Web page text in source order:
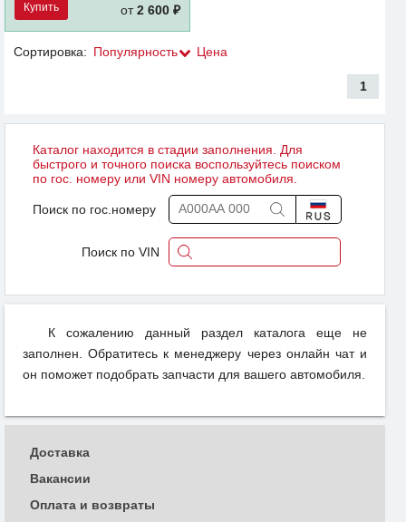
Купить от2 600 ₽
Сортировка: Популярность Цена
1
Каталог находится в стадии заполнения. Для
быстрого и точного поиска воспользуйтесь поиском
по гос. номеру или VIN номеру автомобиля.
Поиск по гос.номеру
Поиск по VIN
К сожалению данный раздел каталога еще не
заполнен. Обратитесь к менеджеру через онлайн чат и
он поможет подобрать запчасти для вашего автомобиля.
Доставка
Вакансии
Оплата и возвраты